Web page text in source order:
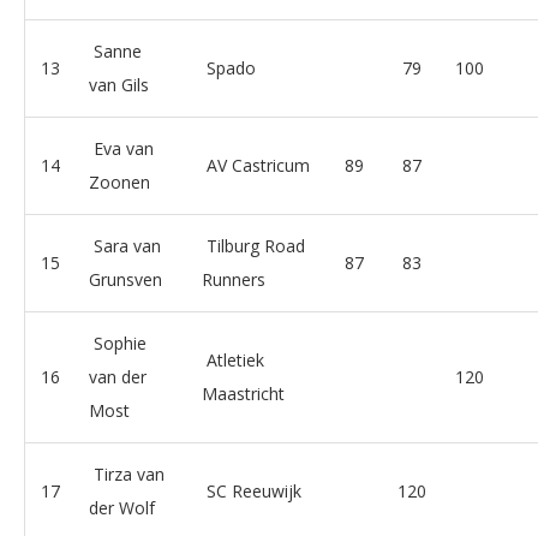
13
Sanne
van Gils
Spado 79 100
14
Eva van
Zoonen
AV Castricum 89 87
15
Sara van
Grunsven
Tilburg Road
Runners
87 83
16
Sophie
van der
Most
Atletiek
Maastricht
120
17
Tirza van
der Wolf
SC Reeuwijk 120